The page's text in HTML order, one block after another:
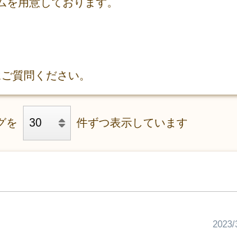
用意しております。
質問ください。
を 件ずつ表示しています
2023/